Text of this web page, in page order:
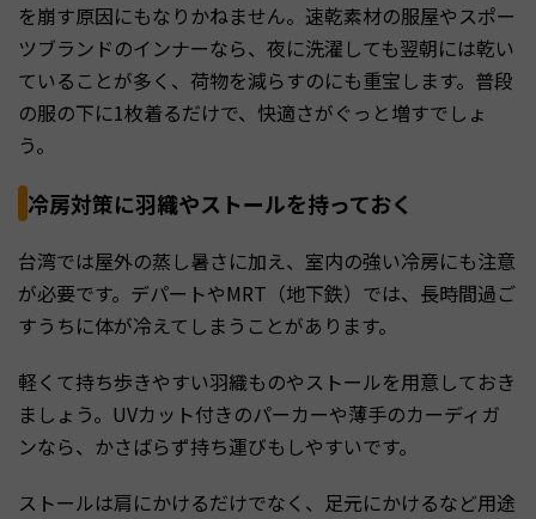
を崩す原因にもなりかねません。速乾素材の服屋やスポー
ツブランドのインナーなら、夜に洗濯しても翌朝には乾い
ていることが多く、荷物を減らすのにも重宝します。普段
の服の下に1枚着るだけで、快適さがぐっと増すでしょ
う。
冷房対策に羽織やストールを持っておく
台湾では屋外の蒸し暑さに加え、室内の強い冷房にも注意
が必要です。デパートやMRT（地下鉄）では、長時間過ご
すうちに体が冷えてしまうことがあります。
軽くて持ち歩きやすい羽織ものやストールを用意しておき
ましょう。UVカット付きのパーカーや薄手のカーディガ
ンなら、かさばらず持ち運びもしやすいです。
ストールは肩にかけるだけでなく、足元にかけるなど用途